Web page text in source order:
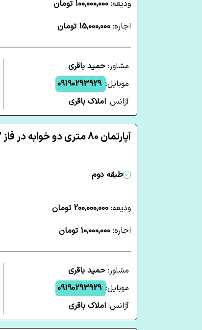
ودیعه: 100,000,000 تومان
اجاره: 15,000,000 تومان
مشاور: حمید باقری
موبایل: 09190293929
آژانس: املاک باقری
آپارتمان 80 متری دو خوابه در فاز 2 پرند
طبقه دوم
ودیعه: 200,000,000 تومان
اجاره: 10,000,000 تومان
مشاور: حمید باقری
موبایل: 09190293929
آژانس: املاک باقری